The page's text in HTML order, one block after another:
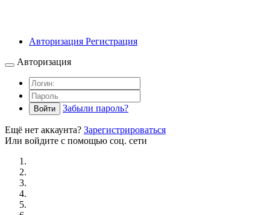
Авторизация Регистрация
Авторизация
Войти Забыли пароль?
Ещё нет аккаунта? Зарегистрироваться
Или войдите с помощью соц. сети